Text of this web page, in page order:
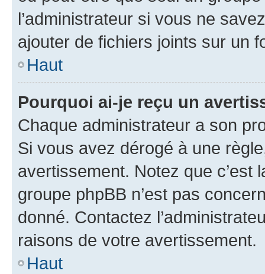
l’administrateur si vous ne
ajouter de fichiers joints sur un
Haut
Pourquoi ai-je reçu un
Chaque administrateur a son
Si vous avez dérogé à une
avertissement. Notez que c’est
groupe phpBB n’est pas
donné. Contactez
raisons de votre avertissement.
Haut